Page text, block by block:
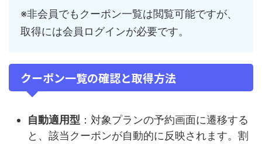
※非会員でもクーポン一覧は閲覧可能ですが、
取得には会員ログインが必要です。
クーポン一覧の確認と取得方法
自動適用型 ：対象プランの予約画面に遷移する
と、該当クーポンが自動的に反映されます。割